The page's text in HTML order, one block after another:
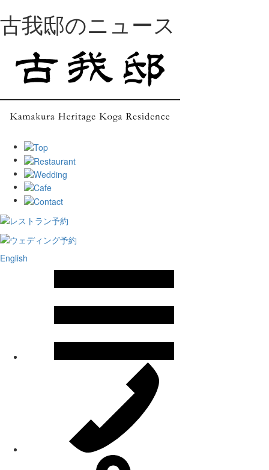
古我邸のニュース
English